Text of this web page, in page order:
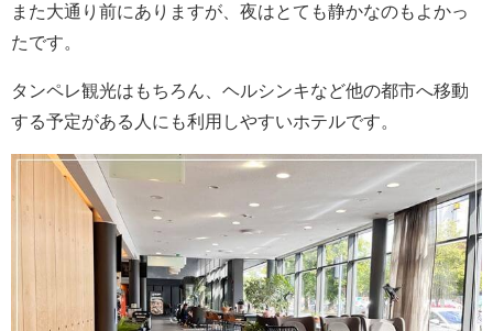
また大通り前にありますが、夜はとても静かなのもよかっ
たです。
タンペレ観光はもちろん、ヘルシンキなど他の都市へ移動
する予定がある人にも利用しやすいホテルです。